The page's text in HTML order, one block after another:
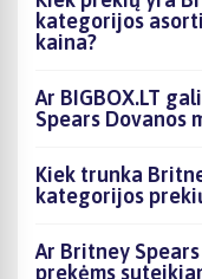
kategorijos
kaina?
Ar BIGBOX.LT
Spears Dovanos
Kiek trunka
kategorijos
Ar Britney
prekėms